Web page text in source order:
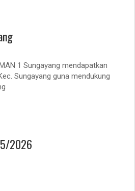
1 Sungayang mendapatkan
Sungayang guna mendukung
2026